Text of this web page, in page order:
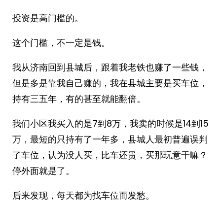
投资是高门槛的。
这个门槛，不一定是钱。
我从济南回到县城后，跟着我老铁也赚了一些钱，
但是多是靠我自己赚的，我在县城主要是买车位，
持有三五年，有的甚至就能翻倍。
我们小区我买入的是7到8万，我卖的时候是14到15
万，最短的只持有了一年多，县城人最初普遍误判
了车位，认为没人买，比车还贵，买那玩意干嘛？
停外面就是了。
后来发现，每天都为找车位而发愁。